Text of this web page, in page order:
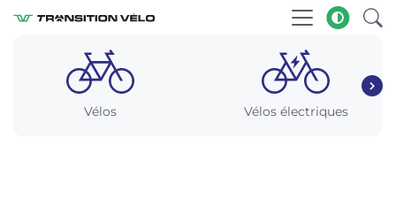
Vélos Vélos électriques